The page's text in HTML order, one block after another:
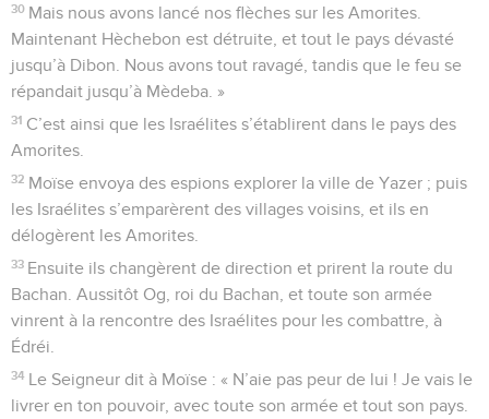
30 Mais nous avons lancé nos flèches sur les Amorites.
Maintenant Hèchebon est détruite, et tout le pays dévasté
jusqu’à Dibon. Nous avons tout ravagé, tandis que le feu se
répandait jusqu’à Mèdeba. »
31 C’est ainsi que les Israélites s’établirent dans le pays des
Amorites.
32 Moïse envoya des espions explorer la ville de Yazer ; puis
les Israélites s’emparèrent des villages voisins, et ils en
délogèrent les Amorites.
33 Ensuite ils changèrent de direction et prirent la route du
Bachan. Aussitôt Og, roi du Bachan, et toute son armée
vinrent à la rencontre des Israélites pour les combattre, à
Édréi.
34 Le Seigneur dit à Moïse : « N’aie pas peur de lui ! Je vais le
livrer en ton pouvoir, avec toute son armée et tout son pays.